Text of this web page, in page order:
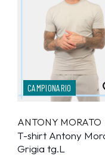
CAMPIONARIO
ANTONY MORATO
T-shirt Antony
Grigia tg.L